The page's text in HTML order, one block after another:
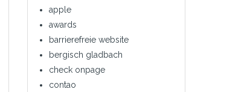
apple
awards
barrierefreie website
bergisch gladbach
check onpage
contao